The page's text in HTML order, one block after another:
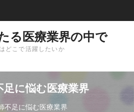
る医療業界の中で
どこで活躍したいか
足に悩む医療業界
不足に悩む医療業界